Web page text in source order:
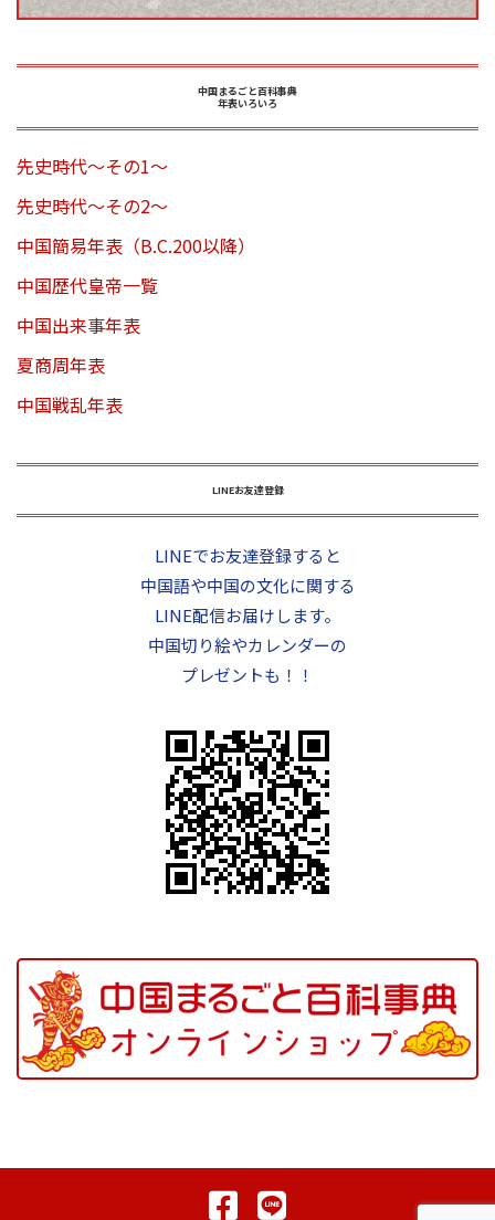
中国まるごと百科事典
年表いろいろ
先史時代～その1～
先史時代～その2～
中国簡易年表（B.C.200以降）
中国歴代皇帝一覧
中国出来事年表
夏商周年表
中国戦乱年表
LINEお友達登録
LINEでお友達登録すると
中国語や中国の文化に関する
LINE配信お届けします。
中国切り絵やカレンダーの
プレゼントも！！